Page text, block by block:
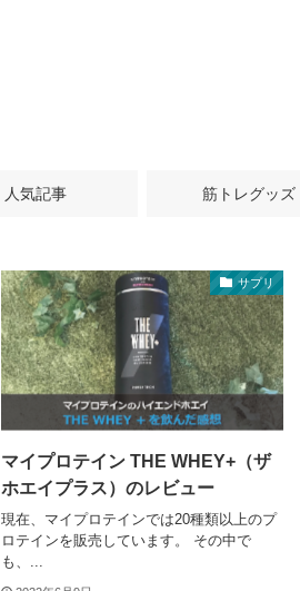
人気記事 筋トレグッズ
サプリ
マイプロテイン THE WHEY+（ザ
ホエイプラス）のレビュー
現在、マイプロテインでは20種類以上のプ
ロテインを販売しています。 その中で
も、...